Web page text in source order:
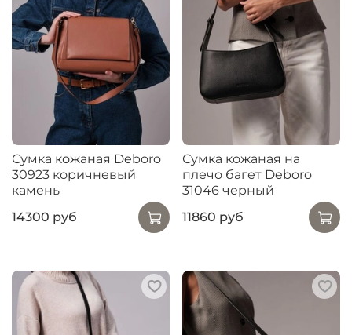
Сумка кожаная Deboro
30923 коричневый
камень
14300 руб
Сумка кожаная на
плечо багет Deboro
31046 черный
11860 руб